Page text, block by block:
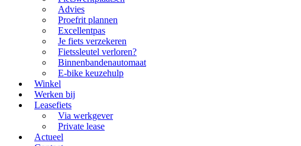
Advies
Proefrit plannen
Excellentpas
Je fiets verzekeren
Fietssleutel verloren?
Binnenbandenautomaat
E-bike keuzehulp
Winkel
Werken bij
Leasefiets
Via werkgever
Private lease
Actueel